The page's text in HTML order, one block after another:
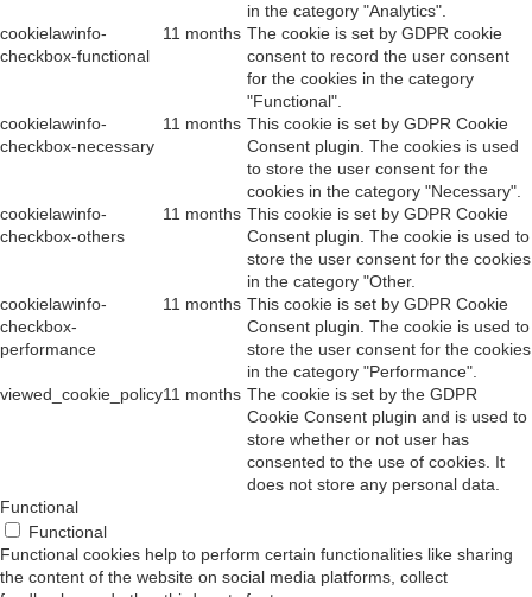
in the category "Analytics".
cookielawinfo-
checkbox-functional
11 months The cookie is set by GDPR cookie
consent to record the user consent
for the cookies in the category
"Functional".
cookielawinfo-
checkbox-necessary
11 months This cookie is set by GDPR Cookie
Consent plugin. The cookies is used
to store the user consent for the
cookies in the category "Necessary".
cookielawinfo-
checkbox-others
11 months This cookie is set by GDPR Cookie
Consent plugin. The cookie is used to
store the user consent for the cookies
in the category "Other.
cookielawinfo-
checkbox-
performance
11 months This cookie is set by GDPR Cookie
Consent plugin. The cookie is used to
store the user consent for the cookies
in the category "Performance".
viewed_cookie_policy11 months The cookie is set by the GDPR
Cookie Consent plugin and is used to
store whether or not user has
consented to the use of cookies. It
does not store any personal data.
Functional
Functional
Functional cookies help to perform certain functionalities like sharing
the content of the website on social media platforms, collect